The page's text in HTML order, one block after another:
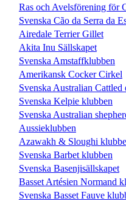
Ras och Avelsförening för
Svenska Cão da Serra da
Airedale Terrier Gillet
Akita Inu Sällskapet
Svenska Amstaffklubben
Amerikansk Cocker Cirkel
Svenska Australian Cattled
Svenska Kelpie klubben
Svenska Australian
Aussieklubben
Azawakh & Sloughi
Svenska Barbet klubben
Svenska Basenjisällskapet
Basset Artésien Normand
Svenska Basset Fauve